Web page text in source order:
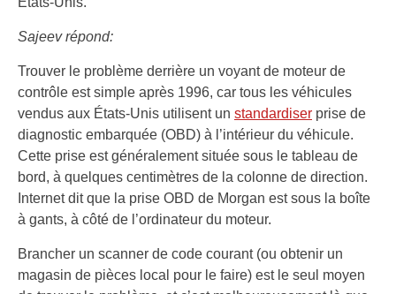
Sajeev répond:
Trouver le problème derrière un voyant de moteur de
contrôle est simple après 1996, car tous les véhicules
vendus aux États-Unis utilisent un standardiser prise de
diagnostic embarquée (OBD) à l’intérieur du véhicule.
Cette prise est généralement située sous le tableau de
bord, à quelques centimètres de la colonne de direction.
Internet dit que la prise OBD de Morgan est sous la boîte
à gants, à côté de l’ordinateur du moteur.
Brancher un scanner de code courant (ou obtenir un
magasin de pièces local pour le faire) est le seul moyen